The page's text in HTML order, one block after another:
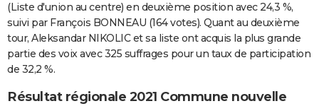
(Liste d'union au centre) en deuxième position avec 24,3 %,
suivi par François BONNEAU (164 votes). Quant au deuxième
tour, Aleksandar NIKOLIC et sa liste ont acquis la plus grande
partie des voix avec 325 suffrages pour un taux de participation
de 32,2 %.
Résultat régionale 2021 Commune nouvelle